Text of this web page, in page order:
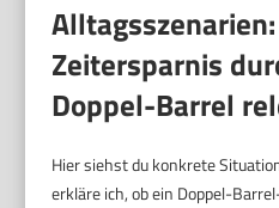
Zeitersparnis
Doppel-Barrel
Hier siehst du konkrete
erkläre ich, ob ein Doppel-